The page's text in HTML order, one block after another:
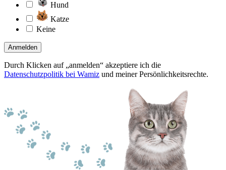
Hund
Katze
Keine
Anmelden
Durch Klicken auf „anmelden“ akzeptiere ich die
Datenschutzpolitik bei Wamiz und meiner Persönlichkeitsrechte.